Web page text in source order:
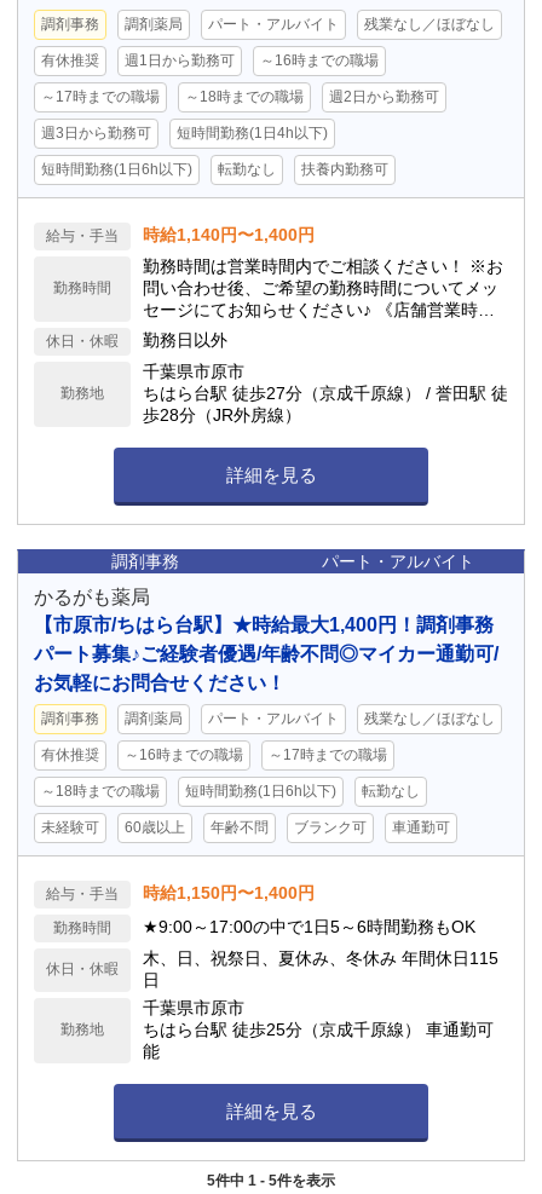
調剤事務 調剤薬局 パート・アルバイト 残業なし／ほぼなし
有休推奨 週1日から勤務可 ～16時までの職場
～17時までの職場 ～18時までの職場 週2日から勤務可
週3日から勤務可 短時間勤務(1日4h以下)
短時間勤務(1日6h以下) 転勤なし 扶養内勤務可
給与・手当 時給1,140円〜1,400円
勤務時間
勤務時間は営業時間内でご相談ください！ ※お
問い合わせ後、ご希望の勤務時間についてメッ
セージにてお知らせください♪ 《店舗営業時
間》 月火木金: 09:00 - 18:30 土: 09:00 - 12:00
休日・休暇 勤務日以外
勤務地
千葉県市原市
ちはら台駅 徒歩27分（京成千原線） / 誉田駅 徒
歩28分（JR外房線）
詳細を見る
調剤事務 パート・アルバイト
かるがも薬局
【市原市/ちはら台駅】★時給最大1,400円！調剤事務
パート募集♪ご経験者優遇/年齢不問◎マイカー通勤可/
お気軽にお問合せください！
調剤事務 調剤薬局 パート・アルバイト 残業なし／ほぼなし
有休推奨 ～16時までの職場 ～17時までの職場
～18時までの職場 短時間勤務(1日6h以下) 転勤なし
未経験可 60歳以上 年齢不問 ブランク可 車通勤可
給与・手当 時給1,150円〜1,400円
勤務時間 ★9:00～17:00の中で1日5～6時間勤務もOK
休日・休暇
木、日、祝祭日、夏休み、冬休み 年間休日115
日
勤務地
千葉県市原市
ちはら台駅 徒歩25分（京成千原線） 車通勤可
能
詳細を見る
5件中 1 - 5件を表示